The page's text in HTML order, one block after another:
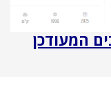
המעודכן